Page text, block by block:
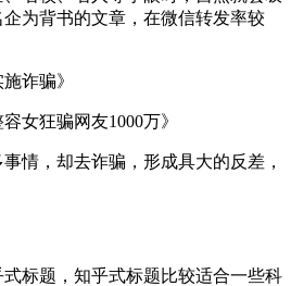
为背书的文章，在微信转发率较
诈骗》
女狂骗网友1000万》
情，却去诈骗，形成具大的反差，
标题，知乎式标题比较适合一些科